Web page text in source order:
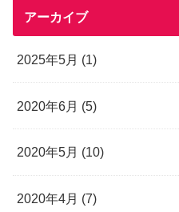
アーカイブ
2025年5月 (1)
2020年6月 (5)
2020年5月 (10)
2020年4月 (7)